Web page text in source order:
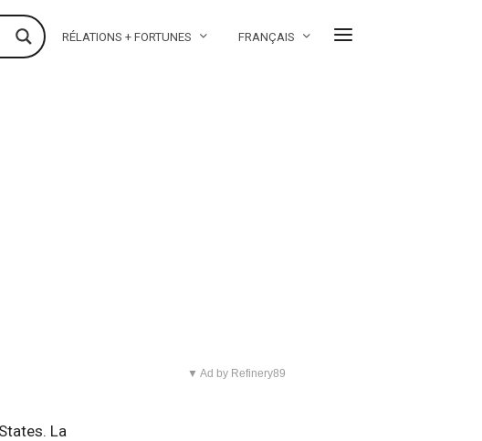
RÉLATIONS + FORTUNES FRANÇAIS
La
▼ Ad by Refinery89